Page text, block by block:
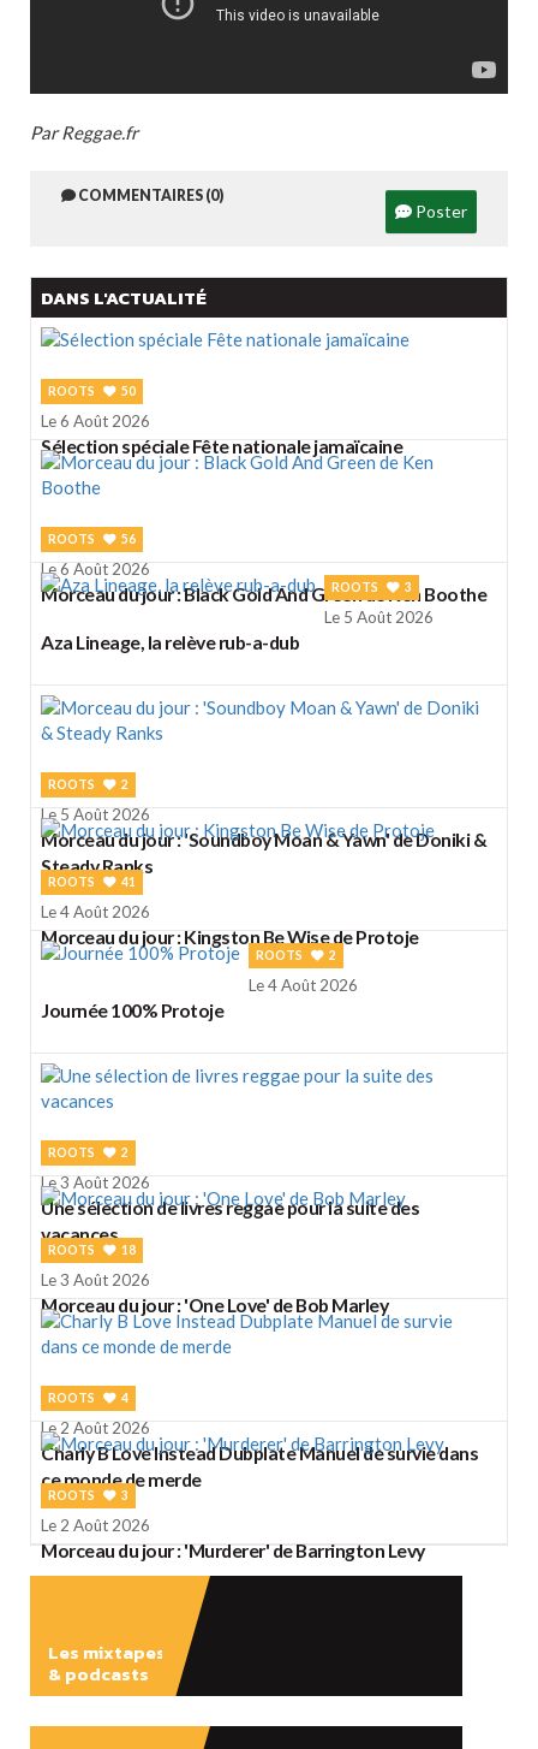
Par Reggae.fr
COMMENTAIRES (0)
Poster
DANS L'ACTUALITÉ
ROOTS 50
Le 6 Août 2026
Sélection spéciale Fête nationale jamaïcaine
ROOTS 56
Le 6 Août 2026
Morceau du jour : Black Gold And Green de Ken Boothe
ROOTS 3
Le 5 Août 2026
Aza Lineage, la relève rub-a-dub
ROOTS 2
Le 5 Août 2026
Morceau du jour : 'Soundboy Moan & Yawn' de Doniki &
Steady Ranks
ROOTS 41
Le 4 Août 2026
Morceau du jour : Kingston Be Wise de Protoje
ROOTS 2
Le 4 Août 2026
Journée 100% Protoje
ROOTS 2
Le 3 Août 2026
Une sélection de livres reggae pour la suite des
vacances
ROOTS 18
Le 3 Août 2026
Morceau du jour : 'One Love' de Bob Marley
ROOTS 4
Le 2 Août 2026
Charly B Love Instead Dubplate Manuel de survie dans
ce monde de merde
ROOTS 3
Le 2 Août 2026
Morceau du jour : 'Murderer' de Barrington Levy
Les mixtapes
& podcasts